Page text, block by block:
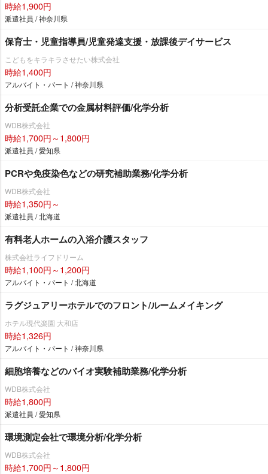
時給1,900円
派遣社員 / 神奈川県
保育士・児童指導員/児童発達支援・放課後デイサービス
こどもをキラキラさせたい株式会社
時給1,400円
アルバイト・パート / 神奈川県
分析受託企業での金属材料評価/化学分析
WDB株式会社
時給1,700円～1,800円
派遣社員 / 愛知県
PCRや免疫染色などの研究補助業務/化学分析
WDB株式会社
時給1,350円～
派遣社員 / 北海道
有料老人ホームの入浴介護スタッフ
株式会社ライフドリーム
時給1,100円～1,200円
アルバイト・パート / 北海道
ラグジュアリーホテルでのフロント/ルームメイキング
ホテル現代楽園 大和店
時給1,326円
アルバイト・パート / 神奈川県
細胞培養などのバイオ実験補助業務/化学分析
WDB株式会社
時給1,800円
派遣社員 / 愛知県
環境測定会社で環境分析/化学分析
WDB株式会社
時給1,700円～1,800円